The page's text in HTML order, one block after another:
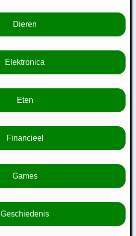
Dieren
Elektronica
Eten
Financieel
Games
Geschiedenis